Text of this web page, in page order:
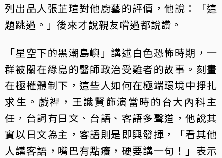
列出品人張芷瑄對他廚藝的評價，他說：「這
題跳過。」後來才說親友嚐過都說讚。
「星空下的黑潮島嶼」講述白色恐怖時期，一
群被關在綠島的醫師政治受難者的故事。刻畫
在極權體制下，這些人如何在極端環境中掙扎
求生。戲裡，王識賢飾演當時的台大內科主
任，台詞有日文、台語、客語多聲道，他說其
實以日文為主，客語則是即興發揮，「看其他
人講客語，嘴巴有點癢，硬要講一句！」表示